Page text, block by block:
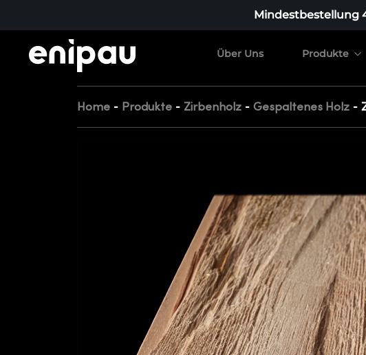
Mindestbestellung
Über Uns Produkte
Home - Produkte - Zirbenholz - Gespaltenes Holz -